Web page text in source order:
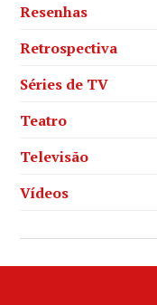
Resenhas
Retrospectiva
Séries de TV
Teatro
Televisão
Vídeos